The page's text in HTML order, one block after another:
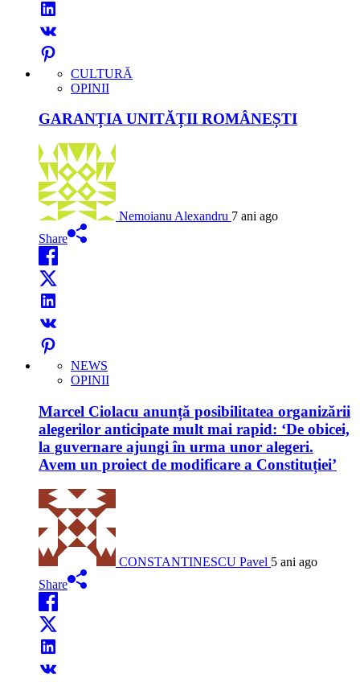
CULTURĂ
OPINII
GARANȚIA UNITĂȚII ROMÂNEȘTI
Nemoianu Alexandru 7 ani ago
Share
NEWS
OPINII
Marcel Ciolacu anunță posibilitatea organizării
alegerilor anticipate mult mai rapid: ‘De obicei,
la guvernare ajungi în urma unor alegeri.
Avem un proiect de modificare a Constituției’
CONSTANTINESCU Pavel 5 ani ago
Share